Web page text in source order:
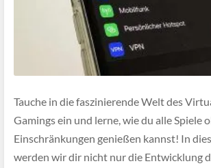
Tauche in die faszinierende Welt des
Gamings ein und lerne, wie du alle Spiele
Einschränkungen genießen kannst! In
werden wir dir nicht nur die Entwicklung